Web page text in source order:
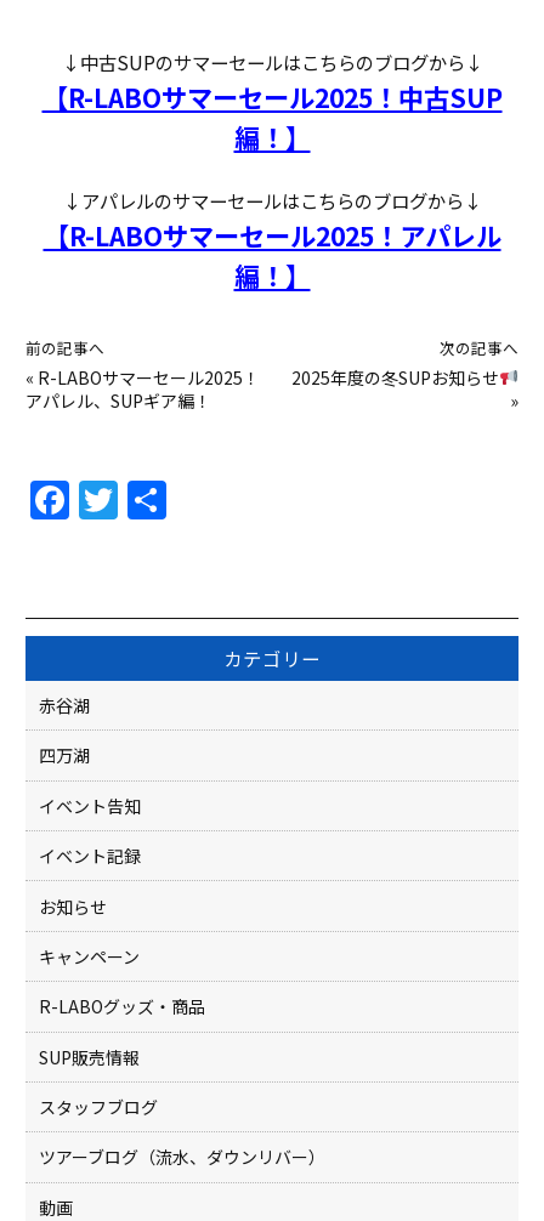
↓中古SUPのサマーセールはこちらのブログから↓
【R-LABOサマーセール2025！中古SUP
編！】
↓アパレルのサマーセールはこちらのブログから↓
【R-LABOサマーセール2025！アパレル
編！】
前の記事へ
« R-LABOサマーセール2025！
アパレル、SUPギア編！
次の記事へ
2025年度の冬SUPお知らせ
»
F
a
e
b
o
o
k
T
w
er
カテゴリー
赤谷湖
四万湖
イベント告知
イベント記録
お知らせ
キャンペーン
R-LABOグッズ・商品
SUP販売情報
スタッフブログ
ツアーブログ（流水、ダウンリバー）
動画